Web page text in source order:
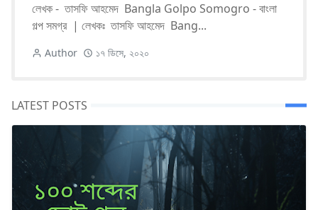
লেখক - তাসফি আহমেদ Bangla Golpo Somogro - বাংলা
গল্প সমগ্র | লেখকঃ তাসফি আহমেদ Bang...
Author ১৭ ডিসে, ২০২০
LATEST POSTS